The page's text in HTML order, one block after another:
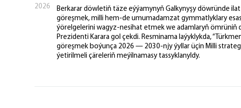
2026
Berkarar döwletiň täze eýýamynyň Galkynyşy döwründe
göreşmek, milli hem-de umumadamzat gymmatlyklary
ýörelgelerini wagyz-nesihat etmek we adamlaryň ömrüniň
Prezidenti Karara gol çekdi. Resminama laýyklykda,
göreşmek boýunça 2026 — 2030-njy ýyllar üçin Milli
ýetirilmeli çäreleriň meýilnamasy tassyklanyldy.